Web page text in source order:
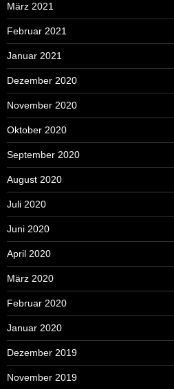
März 2021
Februar 2021
Januar 2021
Dezember 2020
November 2020
Oktober 2020
September 2020
August 2020
Juli 2020
Juni 2020
April 2020
März 2020
Februar 2020
Januar 2020
Dezember 2019
November 2019